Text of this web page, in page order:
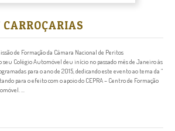
de Formação da Câmara Nacional de Peritos
seu Colégio Automóvel deu início no passado mês de Janeiro às
para o ano de 2015, dedicando este evento ao tema da “
para o efeito com o apoio do CEPRA – Centro de Formação
...